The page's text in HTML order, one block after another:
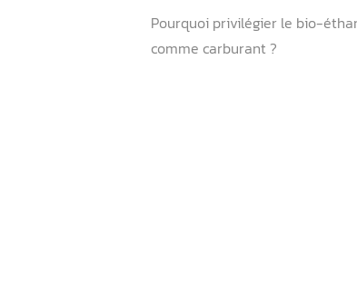
électronique sur
Quelles sont les
Où se trouve le